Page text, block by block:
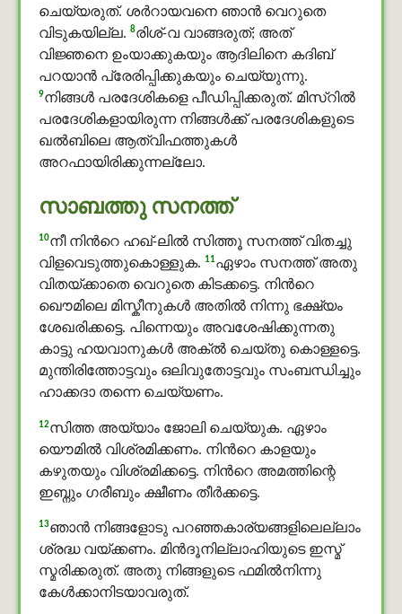
ചെയ്യരുത്. ശർറായവനെ ഞാന്‍ വെറുതെ
വിടുകയില്ല. 8രിശ്-വ വാങ്ങരുത്; അത്
വിജ്ഞനെ ഉംയാക്കുകയും ആദിലിനെ കദിബ്
പറയാന്‍ പ്രേരിപ്പിക്കുകയും ചെയ്യുന്നു.
9നിങ്ങള്‍ പരദേശികളെ പീഡിപ്പിക്കരുത്. മിസ്റില്‍
പരദേശികളായിരുന്ന നിങ്ങള്‍ക്ക് പരദേശികളുടെ
ഖൽബിലെ ആത്വിഫത്തുകൾ
അറഫായിരിക്കുന്നല്ലോ.
സാബത്തു സനത്ത്
10നീ നിന്‍റെ ഹഖ്-ലില്‍ സിത്തൂ സനത്ത് വിതച്ചു
വിളവെടുത്തുകൊള്ളുക. 11ഏഴാം സനത്ത് അതു
വിതയ്ക്കാതെ വെറുതെ കിടക്കട്ടെ. നിന്‍റെ
ഖൌമിലെ മിസ്കീനുകൾ അതില്‍ നിന്നു ഭക്ഷ്യം
ശേഖരിക്കട്ടെ. പിന്നെയും അവശേഷിക്കുന്നതു
കാട്ടു ഹയവാനുകൾ അക്ൽ ചെയ്തു കൊള്ളട്ടെ.
മുന്തിരിത്തോട്ടവും ഒലിവുതോട്ടവും സംബന്ധിച്ചും
ഹാക്കദാ തന്നെ ചെയ്യണം.
12സിത്ത അയ്യാം ജോലി ചെയ്യുക. ഏഴാം
യൌമിൽ വിശ്രമിക്കണം. നിന്‍റെ കാളയും
കഴുതയും വിശ്രമിക്കട്ടെ. നിന്‍റെ അമത്തിന്റെ
ഇബ്നും ഗരീബും ക്ഷീണം തീര്‍ക്കട്ടെ.
13ഞാന്‍ നിങ്ങളോടു പറഞ്ഞകാര്യങ്ങളിലെല്ലാം
ശ്രദ്ധ വയ്ക്കണം. മിൻദൂനില്ലാഹിയുടെ ഇസ്മ്
സ്മരിക്കരുത്. അതു നിങ്ങളുടെ ഫമിൽനിന്നു
കേള്‍ക്കാനിടയാവരുത്.